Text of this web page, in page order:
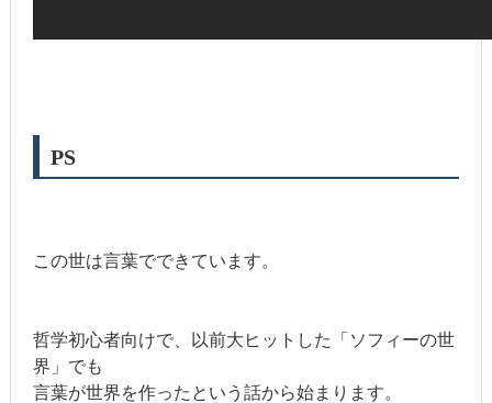
PS
この世は言葉でできています。
哲学初心者向けで、以前大ヒットした「ソフィーの世
界」でも
言葉が世界を作ったという話から始まります。